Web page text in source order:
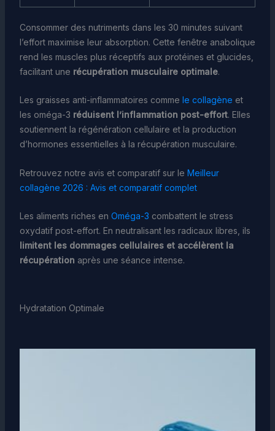
Consommer des nutriments dans les 30 minutes suivant
l’effort maximise leur absorption. Cette fenêtre anabolique
rend les muscles plus réceptifs aux protéines et glucides,
facilitant une récupération musculaire optimale.
Les graisses anti-inflammatoires comme le collagène et
les oméga-3 réduisent l’inflammation post-effort. Elles
soutiennent la régénération cellulaire et la production
d’hormones essentielles à la récupération musculaire.
Retrouvez notre avis et comparatif sur le Meilleur
collagène 2026 : Avis et comparatif complet
Les aliments riches en Oméga-3 combattent le stress
oxydatif post-effort. En neutralisant les radicaux libres, ils
limitent les dommages cellulaires et accélèrent la
récupération après une séance intense.
Hydratation Optimale